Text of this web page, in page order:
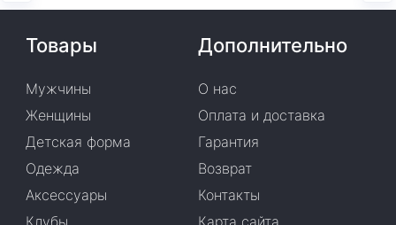
Товары
Мужчины
Женщины
Детская форма
Одежда
Аксессуары
Дополнительно
О нас
Оплата и доставка
Гарантия
Возврат
Контакты